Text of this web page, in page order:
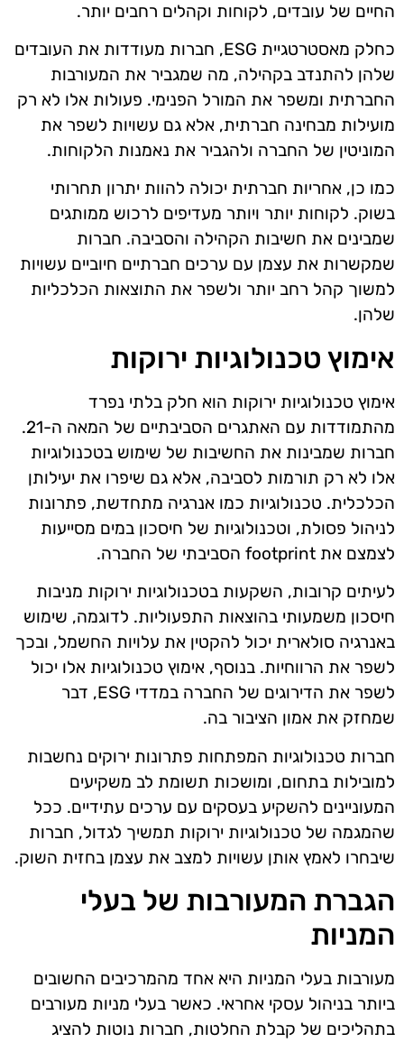
החיים של עובדים, לקוחות וקהלים רחבים יותר.
כחלק מאסטרטגיית ESG, חברות מעודדות את העובדים
שלהן להתנדב בקהילה, מה שמגביר את המעורבות
החברתית ומשפר את המורל הפנימי. פעולות אלו לא רק
מועילות מבחינה חברתית, אלא גם עשויות לשפר את
המוניטין של החברה ולהגביר את נאמנות הלקוחות.
כמו כן, אחריות חברתית יכולה להוות יתרון תחרותי
בשוק. לקוחות יותר ויותר מעדיפים לרכוש ממותגים
שמבינים את חשיבות הקהילה והסביבה. חברות
שמקשרות את עצמן עם ערכים חברתיים חיוביים עשויות
למשוך קהל רחב יותר ולשפר את התוצאות הכלכליות
שלהן.
אימוץ טכנולוגיות ירוקות
אימוץ טכנולוגיות ירוקות הוא חלק בלתי נפרד
מהתמודדות עם האתגרים הסביבתיים של המאה ה-21.
חברות שמבינות את החשיבות של שימוש בטכנולוגיות
אלו לא רק תורמות לסביבה, אלא גם שיפרו את יעילותן
הכלכלית. טכנולוגיות כמו אנרגיה מתחדשת, פתרונות
לניהול פסולת, וטכנולוגיות של חיסכון במים מסייעות
לצמצם את footprint הסביבתי של החברה.
לעיתים קרובות, השקעות בטכנולוגיות ירוקות מניבות
חיסכון משמעותי בהוצאות התפעוליות. לדוגמה, שימוש
באנרגיה סולארית יכול להקטין את עלויות החשמל, ובכך
לשפר את הרווחיות. בנוסף, אימוץ טכנולוגיות אלו יכול
לשפר את הדירוגים של החברה במדדי ESG, דבר
שמחזק את אמון הציבור בה.
חברות טכנולוגיות המפתחות פתרונות ירוקים נחשבות
למובילות בתחום, ומושכות תשומת לב משקיעים
המעוניינים להשקיע בעסקים עם ערכים עתידיים. ככל
שהמגמה של טכנולוגיות ירוקות תמשיך לגדול, חברות
שיבחרו לאמץ אותן עשויות למצב את עצמן בחזית השוק.
הגברת המעורבות של בעלי
המניות
מעורבות בעלי המניות היא אחד מהמרכיבים החשובים
ביותר בניהול עסקי אחראי. כאשר בעלי מניות מעורבים
בתהליכים של קבלת החלטות, חברות נוטות להציג